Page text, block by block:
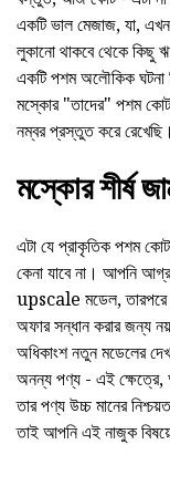
একটি ভাল মেজাজ, যা,
লুকানো থাকবে থেকে কিছু
একটি পশম অলৌকিক ঘটনা
মস্কোর "তাদের" পশম কোট
নম্বর প্রস্তুত করে রেখেছি।
মস্কোর শীর্ষ
এটা যে প্রাকৃতিক পশম
কেনা যাবে না। আপনি
upscale মডেল, তারপরে
অফার সন্ধান করার জন্য
অধিকাংশ নতুন মডেলের
অনন্য পণ্য - এই ক্ষেত্রে,
তার পণ্য উচ্চ মানের
তাই আপনি এই নাজুক